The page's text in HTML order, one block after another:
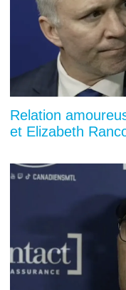
Relation
et Elizabeth